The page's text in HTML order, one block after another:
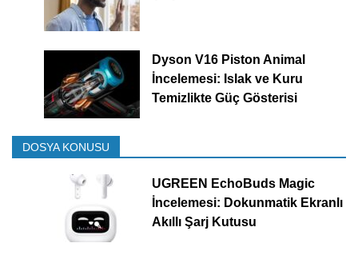
Dyson V16 Piston Animal
İncelemesi: Islak ve Kuru
Temizlikte Güç Gösterisi
DOSYA KONUSU
UGREEN EchoBuds Magic
İncelemesi: Dokunmatik Ekranlı
Akıllı Şarj Kutusu